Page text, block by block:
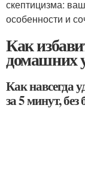
скептицизма:
особенности и
Как
домашних
Как навсегда
за 5 минут,